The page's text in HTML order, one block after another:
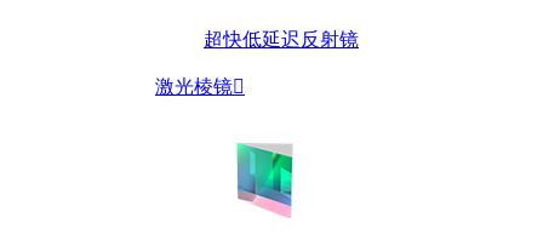
超快低延迟反射镜
激光棱镜